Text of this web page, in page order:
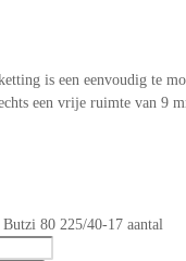
is een eenvoudig te
een vrije ruimte van 9
80 225/40-17 aantal